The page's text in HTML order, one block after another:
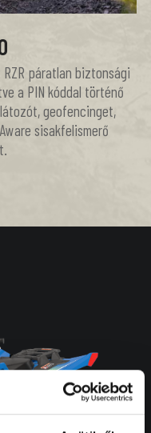
RZR páratlan biztonsági
a PIN kóddal történő
geofencinget,
sisakfelismerő